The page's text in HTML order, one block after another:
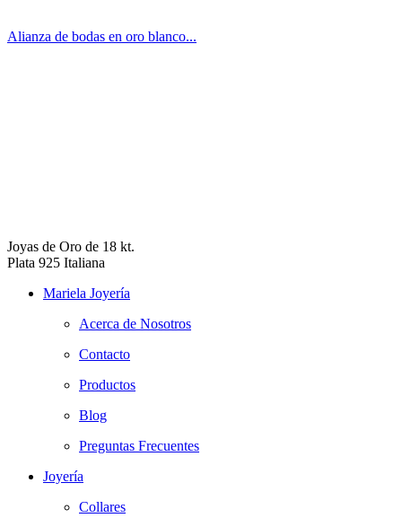
Alianza de bodas en oro blanco...
Joyas de Oro de 18 kt.
Plata 925 Italiana
Mariela Joyería
Acerca de Nosotros
Contacto
Productos
Blog
Preguntas Frecuentes
Joyería
Collares